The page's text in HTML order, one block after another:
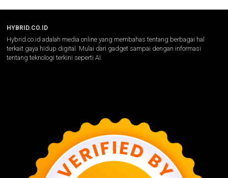
HYBRID.CO.ID
Hybrid.co.id adalah media online yang membahas tentang berbagai hal
terkait gaya hidup digital. Mulai dari gadget sampai dengan informasi
tentang teknologi terkini seperti AI.